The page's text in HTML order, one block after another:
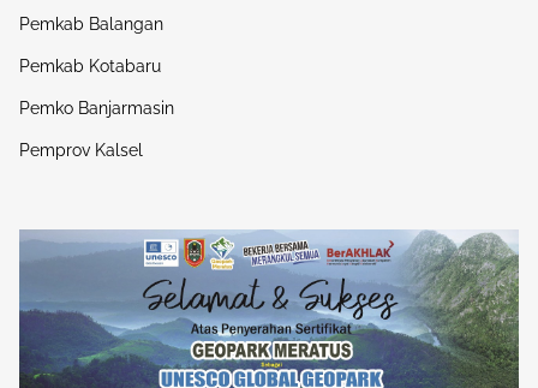
Pemkab Balangan
Pemkab Kotabaru
Pemko Banjarmasin
Pemprov Kalsel